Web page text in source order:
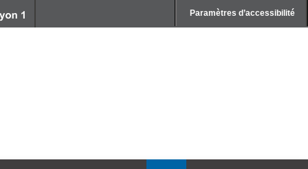
Paramètres d’accessibilité